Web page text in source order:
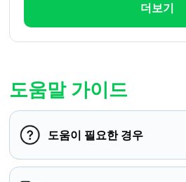
더보기
도움말 가이드
도움이 필요한 경우